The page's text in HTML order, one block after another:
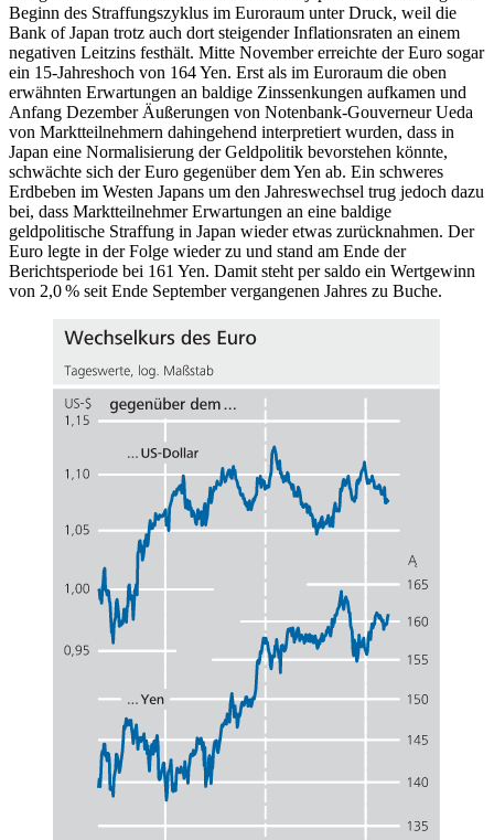
Beginn des Straffungszyklus im Euroraum unter Druck, weil die
Bank of Japan trotz auch dort steigender Inflationsraten an einem
negativen Leitzins festhält. Mitte November erreichte der Euro sogar
ein 15-Jahreshoch von 164 Yen. Erst als im Euroraum die oben
erwähnten Erwartungen an baldige Zinssenkungen aufkamen und
Anfang Dezember Äußerungen von Notenbank-Gouverneur Ueda
von Marktteilnehmern dahingehend interpretiert wurden, dass in
Japan eine Normalisierung der Geldpolitik bevorstehen könnte,
schwächte sich der Euro gegenüber dem Yen ab. Ein schweres
Erdbeben im Westen Japans um den Jahreswechsel trug jedoch dazu
bei, dass Marktteilnehmer Erwartungen an eine baldige
geldpolitische Straffung in Japan wieder etwas zurücknahmen. Der
Euro legte in der Folge wieder zu und stand am Ende der
Berichtsperiode bei 161 Yen. Damit steht per saldo ein Wertgewinn
von 2,0 % seit Ende September vergangenen Jahres zu Buche.